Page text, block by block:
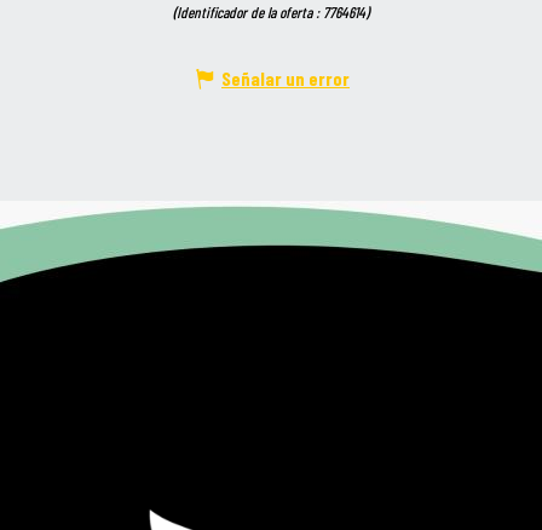
(Identificador de la oferta : 7764614)
Señalar un error